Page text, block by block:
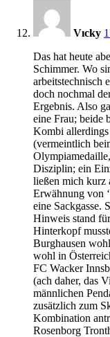
Vıcky
Das hat heute
Schimmer. Wo
arbeitstechnisch
doch nochmal
Ergebnis. Also
eine Frau; beide
Kombi
(vermeintlich
Disziplin; ein
ließen mich kurz
Erwähnung von
eine Sackgasse.
Hinweis stand
Hinterkopf
Burghausen
wohl in
FC Wacker
(ach daher, das
männlichen
zusätzlich zum
Kombination
Rosenborg